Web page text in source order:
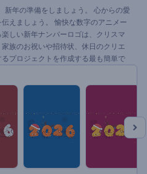
年の準備をしましょう。 心からの愛
えましょう。 愉快な数字のアニメー
しい新年ナンバーロゴは、クリスマ
族のお祝いや招待状、休日のクリエ
プロジェクトを作成する最も簡単で
ましょう！ロゴをアップロードし
ください、このプラットホームはい